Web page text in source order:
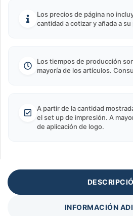
Los precios de página no
cantidad a cotizar y añada a
Los tiempos de producción
mayoría de los artículos.
A partir de la cantidad
el set up de impresión. A
de aplicación de logo.
INFORMACIÓN